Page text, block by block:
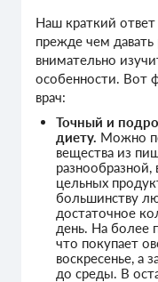
Наш краткий
прежде чем
внимательно
особенности. Вот
врач:
Точный и
диету. Можно
вещества из
цельных
большинству
достаточное
день. На более
что покупает
воскресенье, а
до среды. В